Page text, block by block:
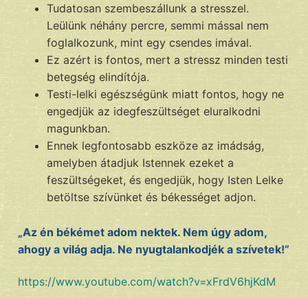
Tudatosan szembeszállunk a stresszel.
Leülünk néhány percre, semmi mással nem
foglalkozunk, mint egy csendes imával.
Ez azért is fontos, mert a stressz minden testi
betegség elindítója.
Testi-lelki egészségünk miatt fontos, hogy ne
engedjük az idegfeszültséget eluralkodni
magunkban.
Ennek legfontosabb eszköze az imádság,
amelyben átadjuk Istennek ezeket a
feszültségeket, és engedjük, hogy Isten Lelke
betöltse szívünket és békességet adjon.
„Az én békémet adom nektek. Nem úgy adom,
ahogy a világ adja. Ne nyugtalankodjék a szívetek!”
https://www.youtube.com/watch?v=xFrdV6hjKdM